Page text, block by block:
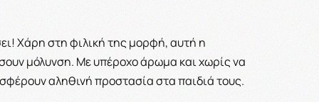
Χάρη στη φιλική της μορφή, αυτή η
μόλυνση. Με υπέροχο άρωμα και χωρίς να
αληθινή προστασία στα παιδιά τους.